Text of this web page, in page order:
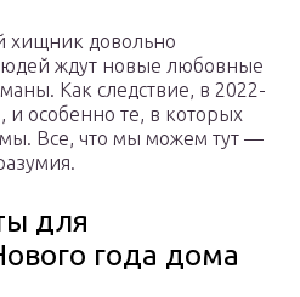
хищник довольно
ждут новые любовные
Как следствие, в 2022-
и особенно те, в которых
Все, что мы можем тут —
для
года дома